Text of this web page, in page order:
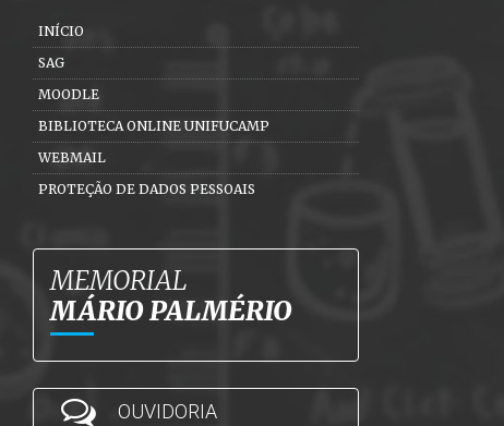
INÍCIO
SAG
MOODLE
BIBLIOTECA ONLINE UNIFUCAMP
WEBMAIL
PROTEÇÃO DE DADOS PESSOAIS
MEMORIAL
MÁRIO PALMÉRIO
OUVIDORIA